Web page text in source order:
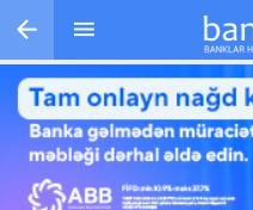
Перейти к основному содержанию